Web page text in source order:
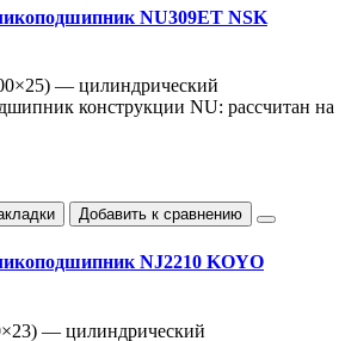
NU309ET NSK
— цилиндрический
конструкции NU: рассчитан на
Добавить к сравнению
NJ2210 KOYO
— цилиндрический